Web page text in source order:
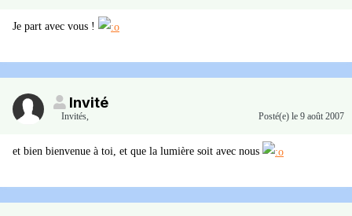
Je part avec vous !
Invité
Invités, Posté(e) le 9 août 2007
et bien bienvenue à toi, et que la lumière soit avec nous